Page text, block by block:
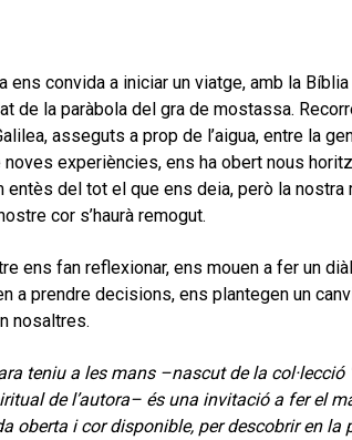
ens convida a iniciar un viatge, amb la
de la paràbola del gra de mostassa.
asseguts a prop de l’aigua, entre la
experiències, ens ha obert nous
entès del tot el que ens deia, però la
cor s’haurà remogut.
ens fan reflexionar, ens mouen a fer un
a prendre decisions, ens plantegen un
nosaltres.
teniu a les mans –nascut de la col·lecció
de l’autora– és una invitació a fer el
oberta i cor disponible, per descobrir en